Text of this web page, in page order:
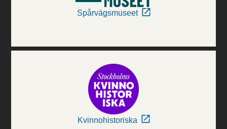
Spårvägsmuseet
Kvinnohistoriska